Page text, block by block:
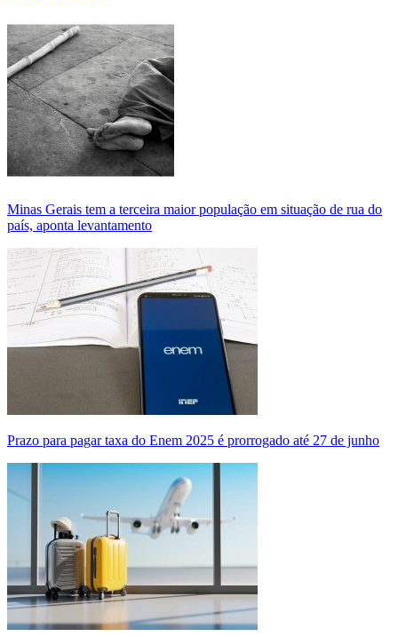
Minas Gerais tem a terceira maior população em situação de rua do
país, aponta levantamento
Prazo para pagar taxa do Enem 2025 é prorrogado até 27 de junho